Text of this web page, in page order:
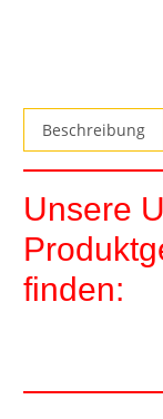
Beschreibung
Unsere
finden: